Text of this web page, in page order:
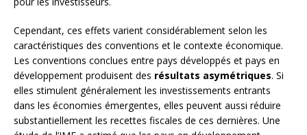
Cependant, ces effets varient considérablement selon les
caractéristiques des conventions et le contexte économique.
Les conventions conclues entre pays développés et pays en
développement produisent des résultats asymétriques. Si
elles stimulent généralement les investissements entrants
dans les économies émergentes, elles peuvent aussi réduire
substantiellement les recettes fiscales de ces dernières. Une